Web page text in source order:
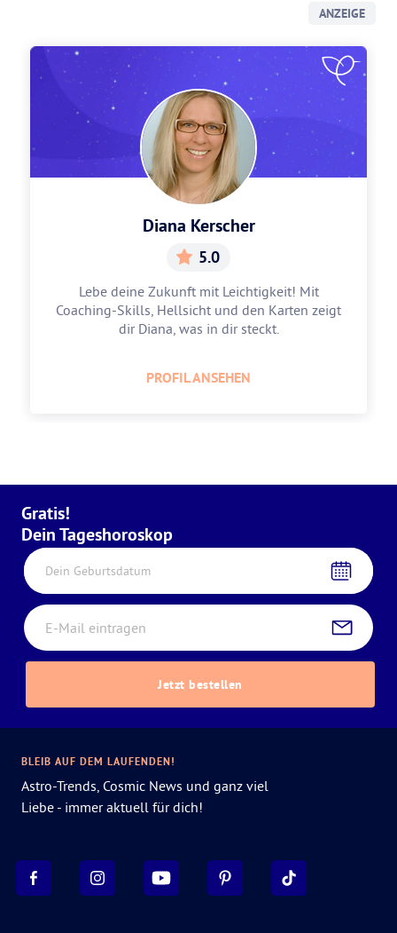
ANZEIGE
Diana Kerscher
5.0
Lebe deine Zukunft mit Leichtigkeit! Mit
Coaching-Skills, Hellsicht und den Karten zeigt
dir Diana, was in dir steckt.
PROFIL ANSEHEN
Gratis!
Dein Tageshoroskop
Dein Geburtsdatum
Jetzt bestellen
BLEIB AUF DEM LAUFENDEN!
Astro-Trends, Cosmic News und ganz viel
Liebe - immer aktuell für dich!